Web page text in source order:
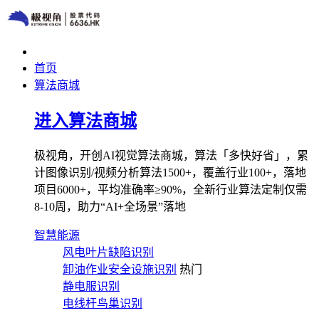
首页
算法商城
进入算法商城
极视角，开创AI视觉算法商城，算法「多快好省」，累
计图像识别/视频分析算法1500+，覆盖行业100+，落地
项目6000+，平均准确率≥90%，全新行业算法定制仅需
8-10周，助力“AI+全场景”落地
智慧能源
风电叶片缺陷识别
卸油作业安全设施识别 热门
静电服识别
电线杆鸟巢识别